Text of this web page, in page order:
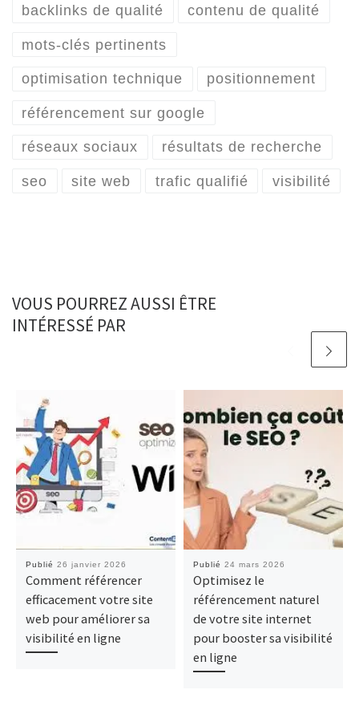
backlinks de qualité contenu de qualité
mots-clés pertinents
optimisation technique positionnement
référencement sur google
réseaux sociaux résultats de recherche
seo site web trafic qualifié visibilité
VOUS POURREZ AUSSI ÊTRE
INTÉRESSÉ PAR
Publié 26 janvier 2026
Comment référencer
efficacement votre site
web pour améliorer sa
visibilité en ligne
Publié 24 mars 2026
Optimisez le
référencement naturel
de votre site internet
pour booster sa visibilité
en ligne